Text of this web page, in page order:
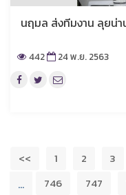
นฤมล ส่งทีมงาน ลุยน่
442 24 พ.ย. 2563
<< 1 2 3
… 746 747